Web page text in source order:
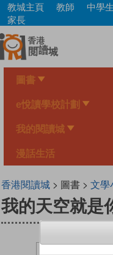
Skip
main
content
教城主頁 教師 中學生
家長
圖書
e悅讀學校計劃
我的閱讀城
漫話生活
香港閱讀城> 圖書 > 文學
我的天空就是